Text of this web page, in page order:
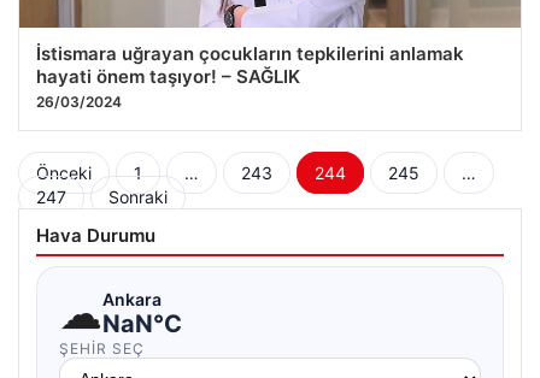
İstismara uğrayan çocukların tepkilerini anlamak
hayati önem taşıyor! – SAĞLIK
26/03/2024
Yazı
sayfalaması
Önceki 1 … 243 244 245
…
247
Sonraki
Hava Durumu
☁Ankara
NaN°C
ŞEHIR SEÇ